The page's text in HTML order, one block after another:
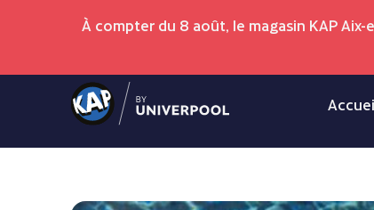
À compter du 8 août, le magasin KAP